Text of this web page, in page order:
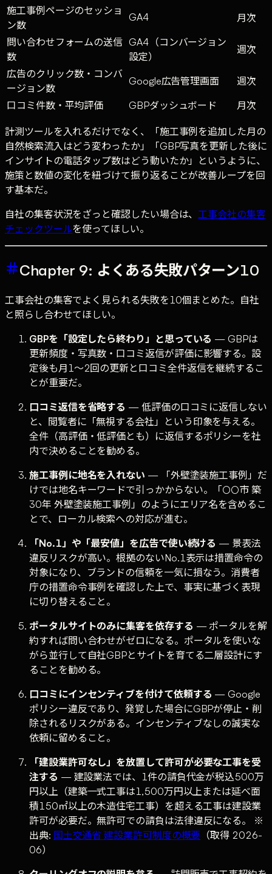
施工事例ページのセッショ
ン数
GA4
月次
問い合わせフォームの送信
数
GA4（コンバージョン
設定）
週次
広告のクリック数・コンバ
ージョン数
Google広告管理画面
週次
口コミ件数・平均評価
GBPダッシュボード 月次
計測ツールを入れるだけでなく、「施工事例を追加した月の
自然検索流入はどう変わったか」「GBP写真を更新した後に
インサイトの電話タップ数はどう動いたか」というように、
施策と数値の変化を紐づけて振り返ることが改善ループを回
す基本だ。
自社の集客状況をざっと確認したい場合は、 工事会社の集客
チェックツールを使ってほしい。
Chapter 9: よくある失敗パターン10
工事会社の集客でよく見られる失敗を10個まとめた。自社
と照らし合わせてほしい。
GBPを「設定したら終わり」と思っている — GBPは
更新頻度・写真数・口コミ返信が評価に影響する。設
定後も月1〜2回の更新と口コミ全件返信を継続するこ
とが重要だ。
口コミ返信を省略する — 低評価の口コミに返信しない
と、閲覧者に「無視する会社」という印象を与える。
全件（高評価・低評価とも）に返信するポリシーを社
内で決めることを勧める。
施工事例に地名を入れない — 「外壁塗装施工事例」だ
けでは地名キーワードで引っかからない。「○○市 築
30年 外壁塗装施工事例」のようにエリア名を含めるこ
とで、ローカル検索への対応が進む。
「No.1」や「最安値」を広告で使い続ける — 景表法
違反リスクが高い。根拠のないNo.1表示は措置命令の
対象になり、ブランドの信頼を一気に損なう。消費者
庁の措置命令事例を確認した上で、事実に基づく表現
に切り替えること。
ポータルサイトのみに集客を依存する — ポータルを解
約すれば問い合わせがゼロになる。ポータルを使いな
がら並行して自社GBPとサイトを育てる二層設計にす
ることを勧める。
口コミにインセンティブを付けて依頼する — Google
ポリシー違反であり、発覚した場合にGBPが停止・削
除されるリスクがある。インセンティブなしの誠実な
依頼に留めること。
「建設業許可なし」を放置して許可が必要な工事を受
注する — 建設業法では、1件の請負代金が税込500万
円以上（建築一式工事は1,500万円以上または延べ面
積150㎡以上の木造住宅工事）を超える工事は建設業
許可が必要だ。無許可での請負は法律違反になる。 ※
出典: 国土交通省 建設業許可制度の概要 （取得 2026-
06）